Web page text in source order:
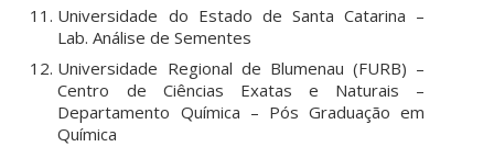
Universidade do Estado de Santa Catarina –
Lab. Análise de Sementes
Universidade Regional de Blumenau (FURB) –
Centro de Ciências Exatas e Naturais –
Departamento Química – Pós Graduação em
Química